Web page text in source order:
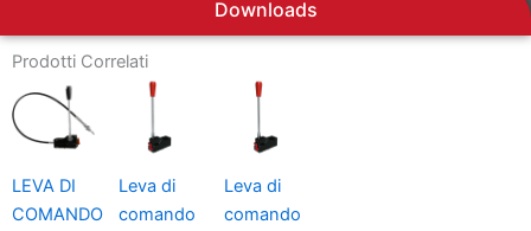
Downloads
Prodotti Correlati
LEVA DI
COMANDO
Leva di
comando
Leva di
comando